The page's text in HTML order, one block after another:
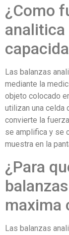
¿Como
analitica
Las balanzas
mediante la
objeto colocado
utilizan una celda
convierte la
se amplifica y se
muestra en la
¿Para
maxima
Las balanzas